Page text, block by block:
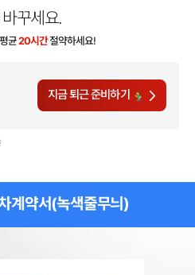
꾸세요.
균20시간절약하세요!
지금 퇴근 준비하기
계약서(녹색줄무늬)